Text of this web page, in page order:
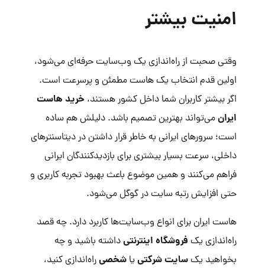
امنیت بیشتر
وقتی صحبت از راه‌اندازی یک وب‌سایت حرفه‌ای می‌شود،
اولین قدم انتخاب یک هاست مطمئن و پرسرعت است.
اگر بیشتر کاربران شما داخل کشور هستند، خرید هاست
ایرانمی‌تواند بهترین تصمیم باشد. دلیلش هم ساده
است؛ سرورهای ایرانی به خاطر قرار داشتن در دیتاسنترهای
داخلی، سرعت بسیار بیشتری برای بازدیدکنندگان ایرانی
فراهم می‌کنند و همین موضوع باعث بهبود تجربه کاربری و
حتی افزایش رتبه سایت در گوگل می‌شود.
هاست ایران برای انواع وب‌سایت‌ها کاربرد دارد. چه قصد
راه‌اندازی یک فروشگاه اینترنتیداشته باشید و چه
بخواهید یکسایت شرکتییا شخصیراه‌اندازی کنید،